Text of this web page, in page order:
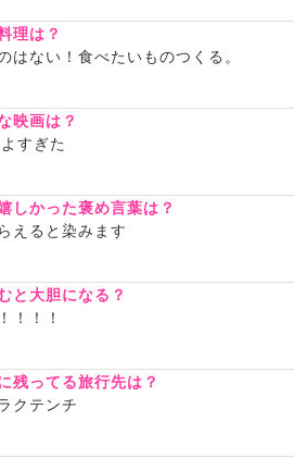
理は？
はない！食べたいものつくる。
映画は？
すぎた
しかった褒め言葉は？
えると染みます
と大胆になる？
！！！
残ってる旅行先は？
クテンチ